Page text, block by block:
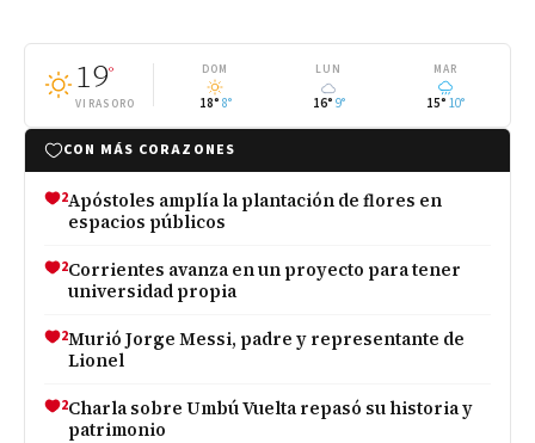
19°
VIRASORO
DOM
18° 8°
LUN
16° 9°
MAR
15° 10°
CON MÁS CORAZONES
2Apóstoles amplía la plantación de flores en
espacios públicos
2Corrientes avanza en un proyecto para tener
universidad propia
2Murió Jorge Messi, padre y representante de
Lionel
2Charla sobre Umbú Vuelta repasó su historia y
patrimonio